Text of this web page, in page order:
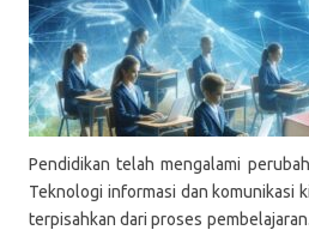
Pendidikan telah mengalami
Teknologi informasi dan komunikasi
terpisahkan dari proses